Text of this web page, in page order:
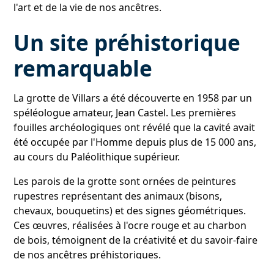
l'art et de la vie de nos ancêtres.
Un site préhistorique
remarquable
La grotte de Villars a été découverte en 1958 par un
spéléologue amateur, Jean Castel. Les premières
fouilles archéologiques ont révélé que la cavité avait
été occupée par l'Homme depuis plus de 15 000 ans,
au cours du Paléolithique supérieur.
Les parois de la grotte sont ornées de peintures
rupestres représentant des animaux (bisons,
chevaux, bouquetins) et des signes géométriques.
Ces œuvres, réalisées à l'ocre rouge et au charbon
de bois, témoignent de la créativité et du savoir-faire
de nos ancêtres préhistoriques.